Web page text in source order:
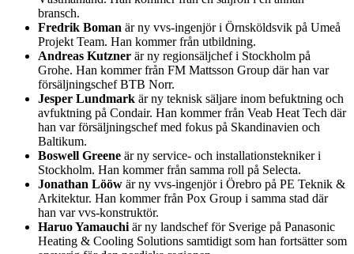
bransch.
Fredrik Boman är ny vvs-ingenjör i Örnsköldsvik på Umeå
Projekt Team. Han kommer från utbildning.
Andreas Kutzner är ny regionsäljchef i Stockholm på
Grohe. Han kommer från FM Mattsson Group där han var
försäljningschef BTB Norr.
Jesper Lundmark är ny teknisk säljare inom befuktning och
avfuktning på Condair. Han kommer från Veab Heat Tech där
han var försäljningschef med fokus på Skandinavien och
Baltikum.
Boswell Greene är ny service- och installationstekniker i
Stockholm. Han kommer från samma roll på Selecta.
Jonathan Lööw är ny vvs-ingenjör i Örebro på PE Teknik &
Arkitektur. Han kommer från Pox Group i samma stad där
han var vvs-konstruktör.
Haruo Yamauchi är ny landschef för Sverige på Panasonic
Heating & Cooling Solutions samtidigt som han fortsätter som